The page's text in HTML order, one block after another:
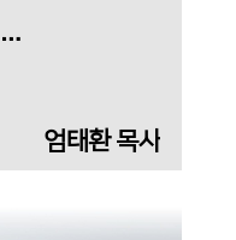
엄태환 목사